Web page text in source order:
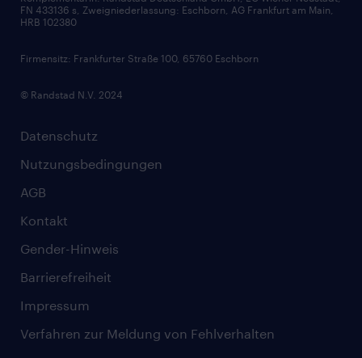
Skills
Datenschutz
Nutzungsbedingungen
AGB
Kontakt
Gender-Hinweis
Barrierefreiheit
Impressum
Verfahren zur Meldung von Fehlverhalten
FN 433136 s, Zweigniederlassung: Eschborn, AG Frankfurt am Main,
HRB 102380
Firmensitz: Frankfurter Straße 100, 65760 Eschborn
© Randstad N.V. 2024